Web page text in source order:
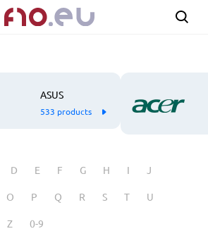
ASUS
533 products
D E F G H I J
O P Q R S T U
Z 0-9